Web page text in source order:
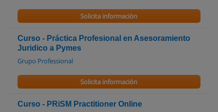
Solicita información
Curso - Práctica Profesional en Asesoramiento
Juridico a Pymes
Grupo Professional
Solicita información
Curso - PRiSM Practitioner Online